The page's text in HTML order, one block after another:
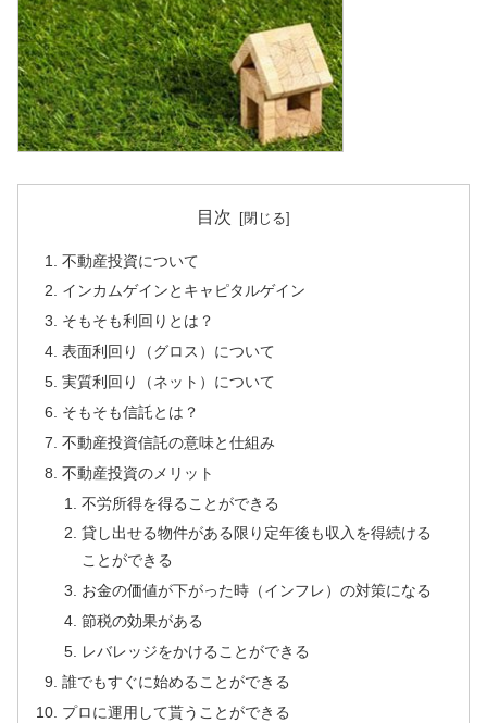
目次
不動産投資について
インカムゲインとキャピタルゲイン
そもそも利回りとは？
表面利回り（グロス）について
実質利回り（ネット）について
そもそも信託とは？
不動産投資信託の意味と仕組み
不動産投資のメリット
不労所得を得ることができる
貸し出せる物件がある限り定年後も収入を得続ける
ことができる
お金の価値が下がった時（インフレ）の対策になる
節税の効果がある
レバレッジをかけることができる
誰でもすぐに始めることができる
プロに運用して貰うことができる